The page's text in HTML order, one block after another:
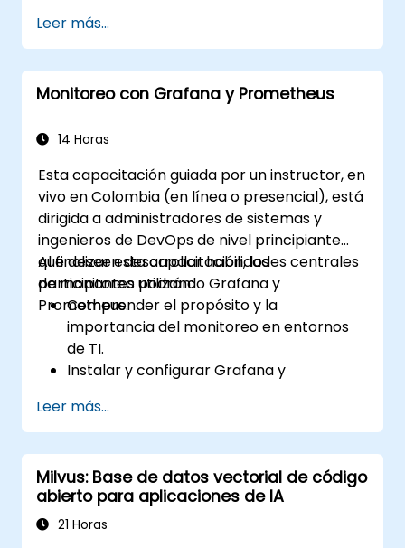
Leer más...
Monitoreo con Grafana y Prometheus
14 Horas
Esta capacitación guiada por un instructor, en
vivo en Colombia (en línea o presencial), está
dirigida a administradores de sistemas y
ingenieros de DevOps de nivel principiante
que deseen desarrollar habilidades centrales
de monitoreo utilizando Grafana y
Prometheus.
Al finalizar esta capacitación, los
participantes podrán:
Comprender el propósito y la
importancia del monitoreo en entornos
de TI.
Instalar y configurar Grafana y
monitoreo.
Crear paneles simples y configuraciones
de alerta para visualizar el rendimiento
del sistema.
Aplicar las mejores prácticas para
monitorear la disponibilidad y el
Leer más...
Milvus: Base de datos vectorial de código
abierto para aplicaciones de IA
21 Horas